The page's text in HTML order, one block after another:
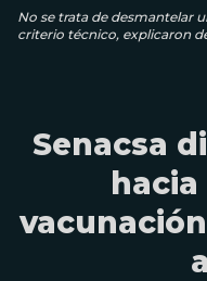
No se trata de desmantelar
criterio técnico, explicaron
Senacsa